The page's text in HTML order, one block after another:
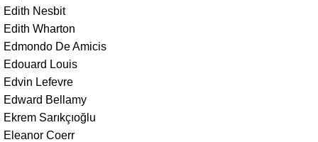
Edith Nesbit
Edith Wharton
Edmondo De Amicis
Edouard Louis
Edvin Lefevre
Edward Bellamy
Ekrem Sarıkçıoğlu
Eleanor Coerr